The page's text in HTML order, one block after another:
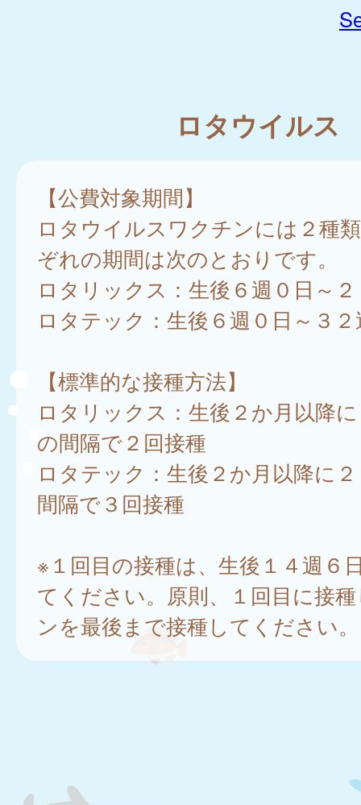
ロタウイルス
【公費対象期間】
ロタウイルスワクチンには２種
ぞれの期間は次のとおりです。
ロタリックス：生後６週０日～
ロタテック：生後６週０日～３
【標準的な接種方法】
ロタリックス：生後２か月以降
の間隔で２回接種
ロタテック：生後２か月以降に
間隔で３回接種
※１回目の接種は、生後１４週６
てください。原則、１回目に接
ンを最後まで接種してください。